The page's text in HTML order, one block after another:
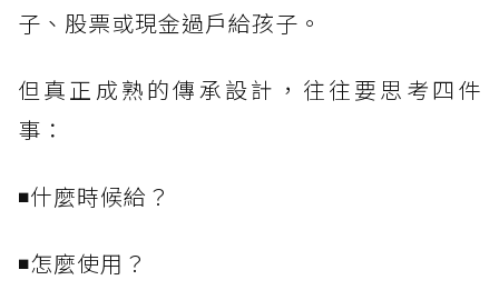
子、股票或現金過戶給孩子。
但真正成熟的傳承設計，往往要思考四件
事：
◾什麼時候給？
◾怎麼使用？